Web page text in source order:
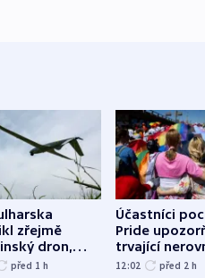
zřejmě
dron,
kilometr
před 1 h
Účastníci
Pride
trvající
12:02 před 2 h